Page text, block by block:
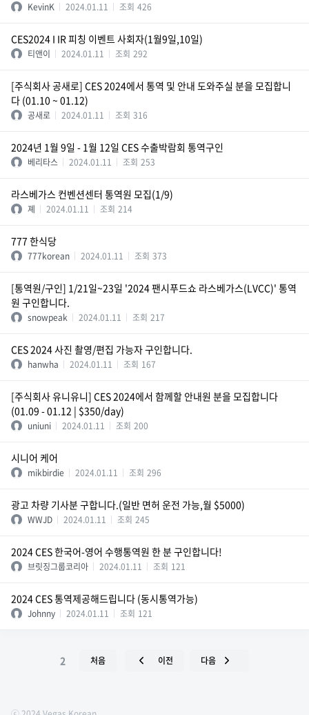
KevinK 2024.01.11 조회 426
CES2024 I IR 피칭 이벤트 사회자(1월9일,10일)
티앤이 2024.01.11 조회 292
[주식회사 공새로] CES 2024에서 통역 및 안내 도와주실 분을 모집합니
다 (01.10 ~ 01.12)
공새로 2024.01.11 조회 316
2024년 1월 9일 - 1월 12일 CES 수출박람회 통역구인
베리타스 2024.01.11 조회 253
라스베가스 컨벤션센터 통역원 모집(1/9)
졔 2024.01.11 조회 214
777 한식당
777korean 2024.01.11 조회 373
[통역원/구인] 1/21일~23일 '2024 팬시푸드쇼 라스베가스(LVCC)' 통역
원 구인합니다.
snowpeak 2024.01.11 조회 217
CES 2024 사진 촬영/편집 가능자 구인합니다.
hanwha 2024.01.11 조회 167
[주식회사 유니유니] CES 2024에서 함께할 안내원 분을 모집합니다
(01.09 - 01.12 | $350/day)
uniuni 2024.01.11 조회 200
시니어 케어
mikbirdie 2024.01.11 조회 296
광고 차량 기사분 구합니다.(일반 면허 운전 가능,월 $5000)
WWJD 2024.01.11 조회 245
2024 CES 한국어-영어 수행통역원 한 분 구인합니다!
브릿징그룹코리아 2024.01.11 조회 121
2024 CES 통역제공해드립니다 (동시통역가능)
Johnny 2024.01.11 조회 121
2 처음 이전 다음